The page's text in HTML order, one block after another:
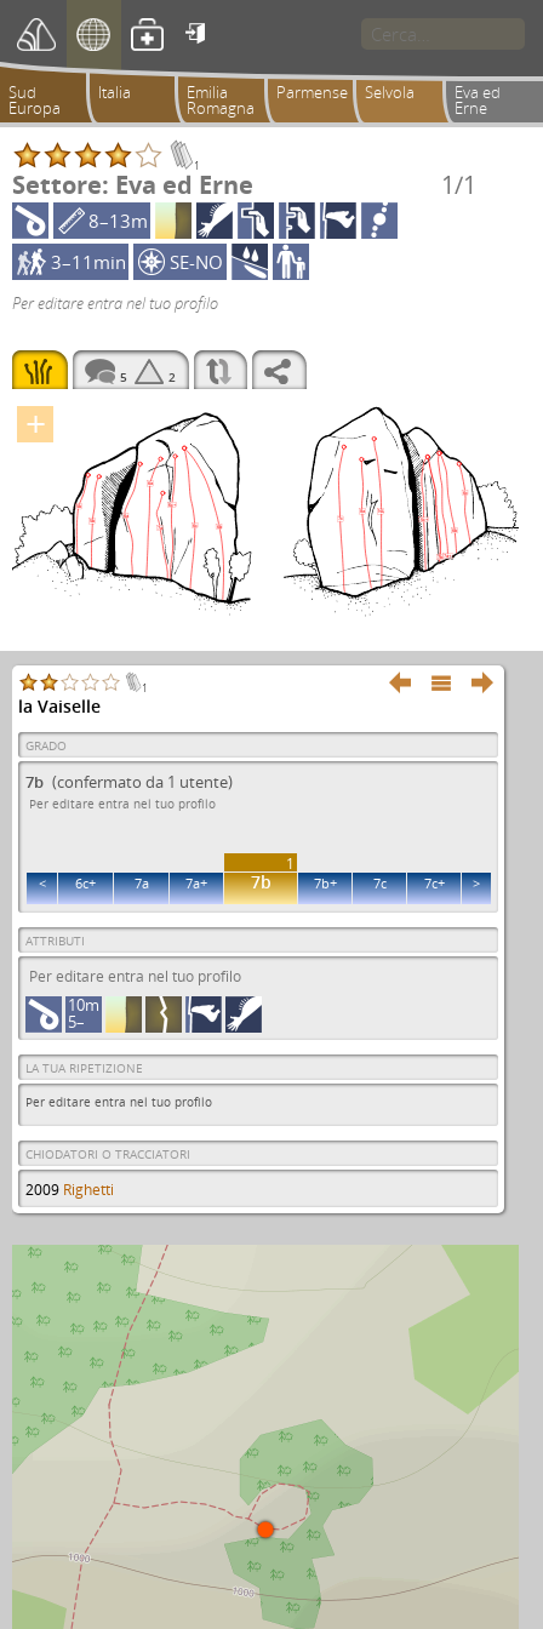

Sud
Europa
Italia Emilia
Romagna
Parmense Selvola Eva ed
Erne
1
Settore: Eva ed Erne 1/1
8–13m
3–11min
SE-NO
Per editare entra nel tuo profilo
5 2
+
5b
5b
6a
6a
7a
6c+
6c 6b
7c
8a NL
5c+
7b 7a+
6b
6c
  
1
la Vaiselle
GRADO
7b (confermato da 1 utente)
Per editare entra nel tuo profilo
1
< 6c+ 7a 7a+ 7b 7b+ 7c 7c+ >
ATTRIBUTI
Per editare entra nel tuo profilo
10m
5–
LA TUA RIPETIZIONE
Per editare entra nel tuo profilo
CHIODATORI O TRACCIATORI
2009 Righetti